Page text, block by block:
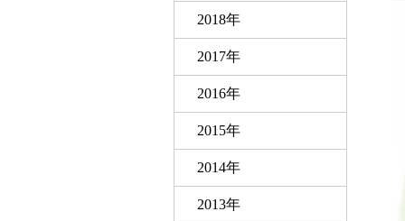
2018年
2017年
2016年
2015年
2014年
2013年